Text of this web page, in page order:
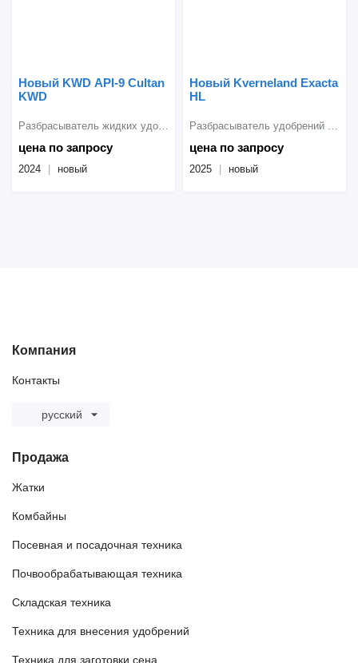
Новый KWD API-9 Cultan
KWD
цена по запросу
Разбрасыватель жидких удобрений
2024 новый
Новый Kverneland Exacta
HL
цена по запросу
Разбрасыватель удобрений навесной
2025 новый
Компания
Контакты
русский
Продажа
Жатки
Комбайны
Посевная и посадочная техника
Почвообрабатывающая техника
Складская техника
Техника для внесения удобрений
Техника для заготовки сена